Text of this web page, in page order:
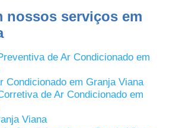
nossos serviços em
de Ar Condicionado em
Condicionado em Granja Viana
de Ar Condicionado em
Viana